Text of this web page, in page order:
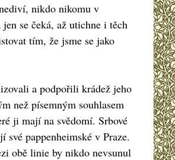
nikdo nikomu v
se čeká, až utichne i těch
tím, že jsme se jako
a podpořili krádež jeho
než písemným souhlasem
ji mají na svědomí. Srbové
pappenheimské v Praze.
obě linie by nikdo nevsunul